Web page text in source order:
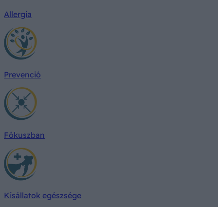
Allergia
Prevenció
Fókuszban
Kisállatok egészsége